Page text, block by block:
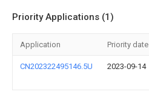
Priority Applications (1)
Application Priority date
CN202322495146.5U 2023-09-14